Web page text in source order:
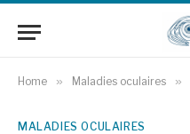
Home » Maladies oculaires »
MALADIES OCULAIRES